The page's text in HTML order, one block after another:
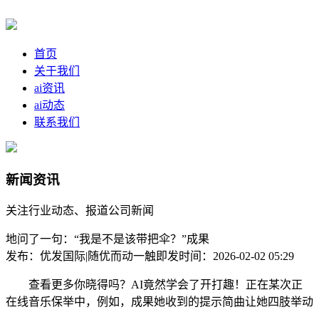
首页
关于我们
ai资讯
ai动态
联系我们
新闻资讯
关注行业动态、报道公司新闻
地问了一句：“我是不是该带把伞？”成果
发布：优发国际|随优而动一触即发时间：2026-02-02 05:29
查看更多你晓得吗？AI竟然学会了开打趣！正在某次正
在线音乐保举中，例如，成果她收到的提示简曲让她四肢举动